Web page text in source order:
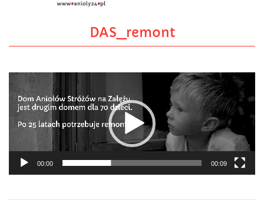
DAS_remont
Odtwarzacz
video
00:00 00:09